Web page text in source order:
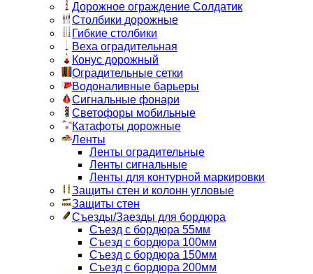
Дорожное ограждение Солдатик
Столбики дорожные
Гибкие столбики
Веха оградительная
Конус дорожный
Оградительные сетки
Водоналивные барьеры
Сигнальные фонари
Светофоры мобильные
Катафоты дорожные
Ленты
Ленты оградительные
Ленты сигнальные
Ленты для контурной маркировки
Защиты стен и колонн угловые
Защиты стен
Съезды/Заезды для бордюра
Съезд с бордюра 55мм
Съезд с бордюра 100мм
Съезд с бордюра 150мм
Съезд с бордюра 200мм